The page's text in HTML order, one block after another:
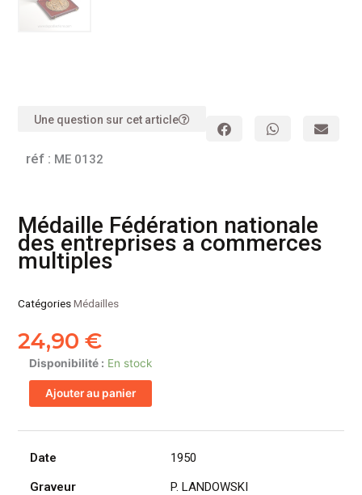
Une question sur cet article
réf : ME 0132
Médaille Fédération nationale
des entreprises a commerces
multiples
CatégoriesMédailles
24,90€
Disponibilité : En stock
quantité
de
Médaille
nationale
des
Ajouter au panier
Date
1950
Graveur
P. LANDOWSKI